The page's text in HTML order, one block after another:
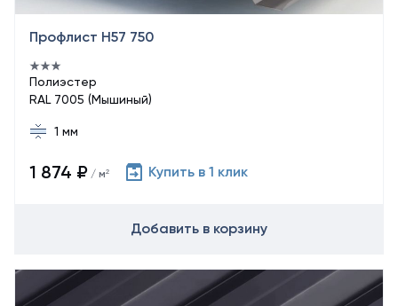
Профлист Н57 750
Полиэстер
RAL 7005 (Мышиный)
1 мм
1 874 ₽ / м² Купить в 1 клик
Добавить в корзину